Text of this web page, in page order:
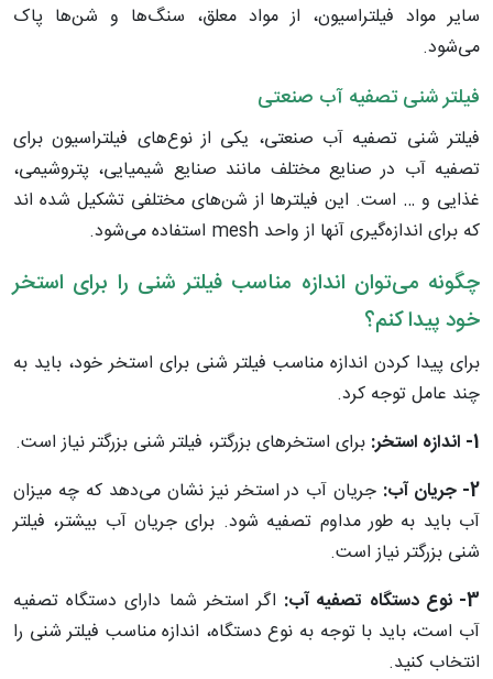
سایر مواد فیلتراسیون، از مواد معلق، سنگ‌ها و شن‌ها پاک
می‌شود.
فیلتر شنی تصفیه آب صنعتی
فیلتر شنی تصفیه آب صنعتی، یکی از نوع‌های فیلتراسیون برای
تصفیه آب در صنایع مختلف مانند صنایع شیمیایی، پتروشیمی،
غذایی و … است. این فیلترها از شن‌های مختلفی تشکیل شده اند
که برای اندازه‌گیری آنها از واحد mesh استفاده می‌شود.
چگونه می‌توان اندازه مناسب فیلتر شنی را برای استخر
خود پیدا کنم؟
برای پیدا کردن اندازه مناسب فیلتر شنی برای استخر خود، باید به
چند عامل توجه کرد.
1- اندازه استخر:
برای استخرهای بزرگتر، فیلتر شنی بزرگتر نیاز است.
2- جریان آب:
جریان آب در استخر نیز نشان می‌دهد که چه میزان
آب باید به طور مداوم تصفیه شود. برای جریان آب بیشتر، فیلتر
شنی بزرگتر نیاز است.
3- نوع دستگاه تصفیه آب:
اگر استخر شما دارای دستگاه تصفیه
آب است، باید با توجه به نوع دستگاه، اندازه مناسب فیلتر شنی را
انتخاب کنید.